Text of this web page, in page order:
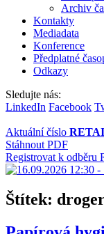
Archiv
Kontakty
Mediadata
Konference
Předplatné
Odkazy
Sledujte nás:
LinkedIn Facebook
Aktuální číslo
Stáhnout PDF
Registrovat k odběru
Štítek: